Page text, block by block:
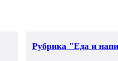
Рубрика "Еда и